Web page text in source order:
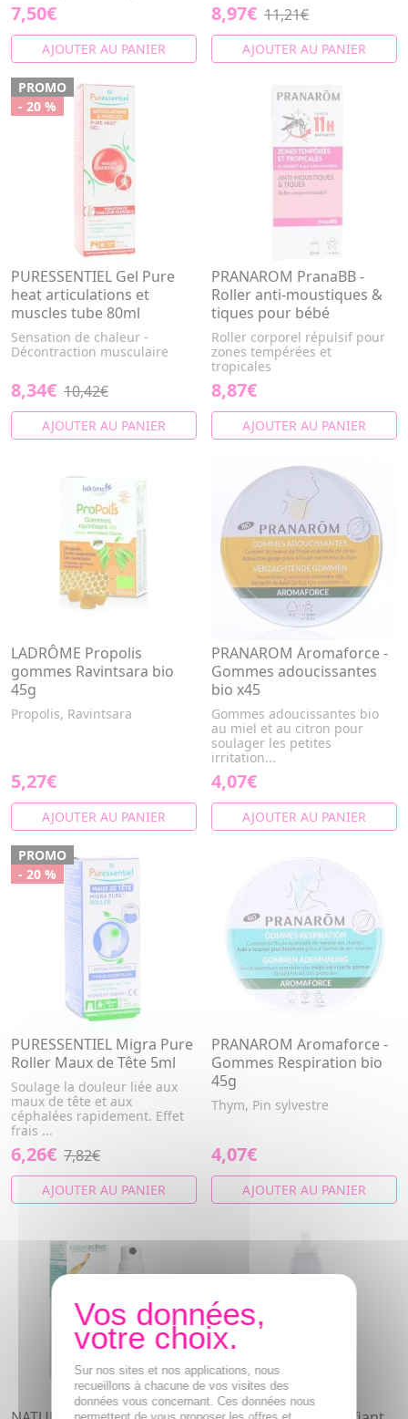
7,50€
AJOUTER AU PANIER
8,97€ 11,21€
AJOUTER AU PANIER
PROMO
- 20 %
PURESSENTIEL Gel Pure
heat articulations et
muscles tube 80ml
Sensation de chaleur -
Décontraction musculaire
8,34€ 10,42€
AJOUTER AU PANIER
PRANAROM PranaBB -
Roller anti-moustiques &
tiques pour bébé
Roller corporel répulsif pour
zones tempérées et
tropicales
8,87€
AJOUTER AU PANIER
LADRÔME Propolis
gommes Ravintsara bio
45g
Propolis, Ravintsara
5,27€
AJOUTER AU PANIER
PRANAROM Aromaforce -
Gommes adoucissantes
bio x45
Gommes adoucissantes bio
au miel et au citron pour
soulager les petites
irritation...
4,07€
AJOUTER AU PANIER
PROMO
- 20 %
PURESSENTIEL Migra Pure
Roller Maux de Tête 5ml
Soulage la douleur liée aux
maux de tête et aux
céphalées rapidement. Effet
frais ...
6,26€ 7,82€
AJOUTER AU PANIER
PRANAROM Aromaforce -
Gommes Respiration bio
45g
Thym, Pin sylvestre
4,07€
AJOUTER AU PANIER
Sur nos sites et nos applications, nous
recueillons à chacune de vos visites des
données vous concernant. Ces données nous